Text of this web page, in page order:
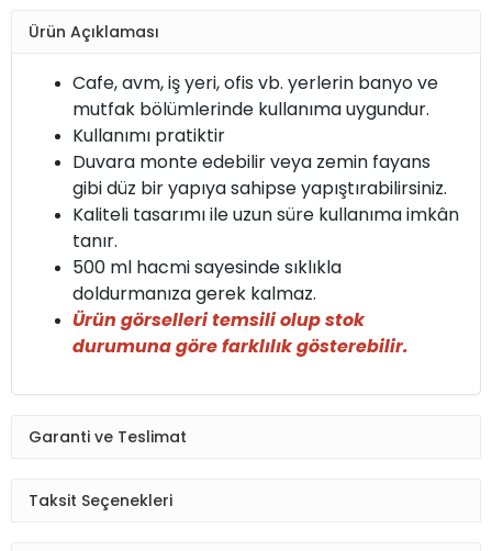
Ürün Açıklaması
Cafe, avm, iş yeri, ofis vb. yerlerin banyo ve
mutfak bölümlerinde kullanıma uygundur.
Kullanımı pratiktir
Duvara monte edebilir veya zemin fayans
gibi düz bir yapıya sahipse yapıştırabilirsiniz.
Kaliteli tasarımı ile uzun süre kullanıma imkân
tanır.
500 ml hacmi sayesinde sıklıkla
doldurmanıza gerek kalmaz.
Ürün görselleri temsili olup stok
durumuna göre farklılık gösterebilir.
Garanti ve Teslimat
Taksit Seçenekleri